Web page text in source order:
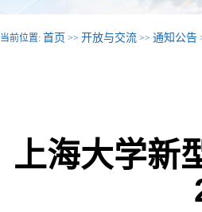
当前位置: 首页 >> 开放与交流 >> 通知公告
上海大学新